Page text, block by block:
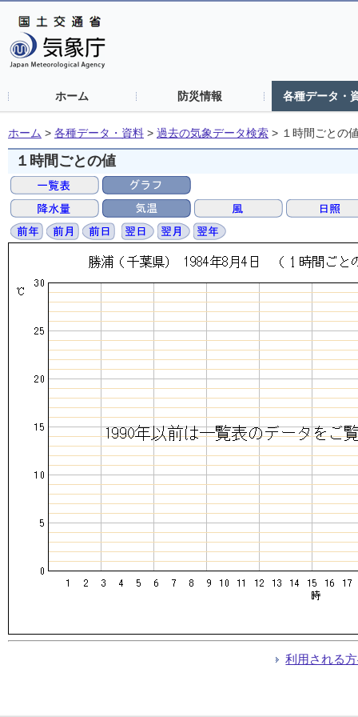
ホーム 防災情報 各種データ・
ホーム > 各種データ・資料 > 過去の気象データ検索 > １時間ごとの
１時間ごとの値
利用される